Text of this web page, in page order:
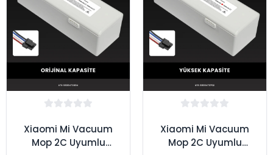
Xiaomi Mi Vacuum
Mop 2C Uyumlu
Xiaomi Mi Vacuum
Mop 2C Uyumlu